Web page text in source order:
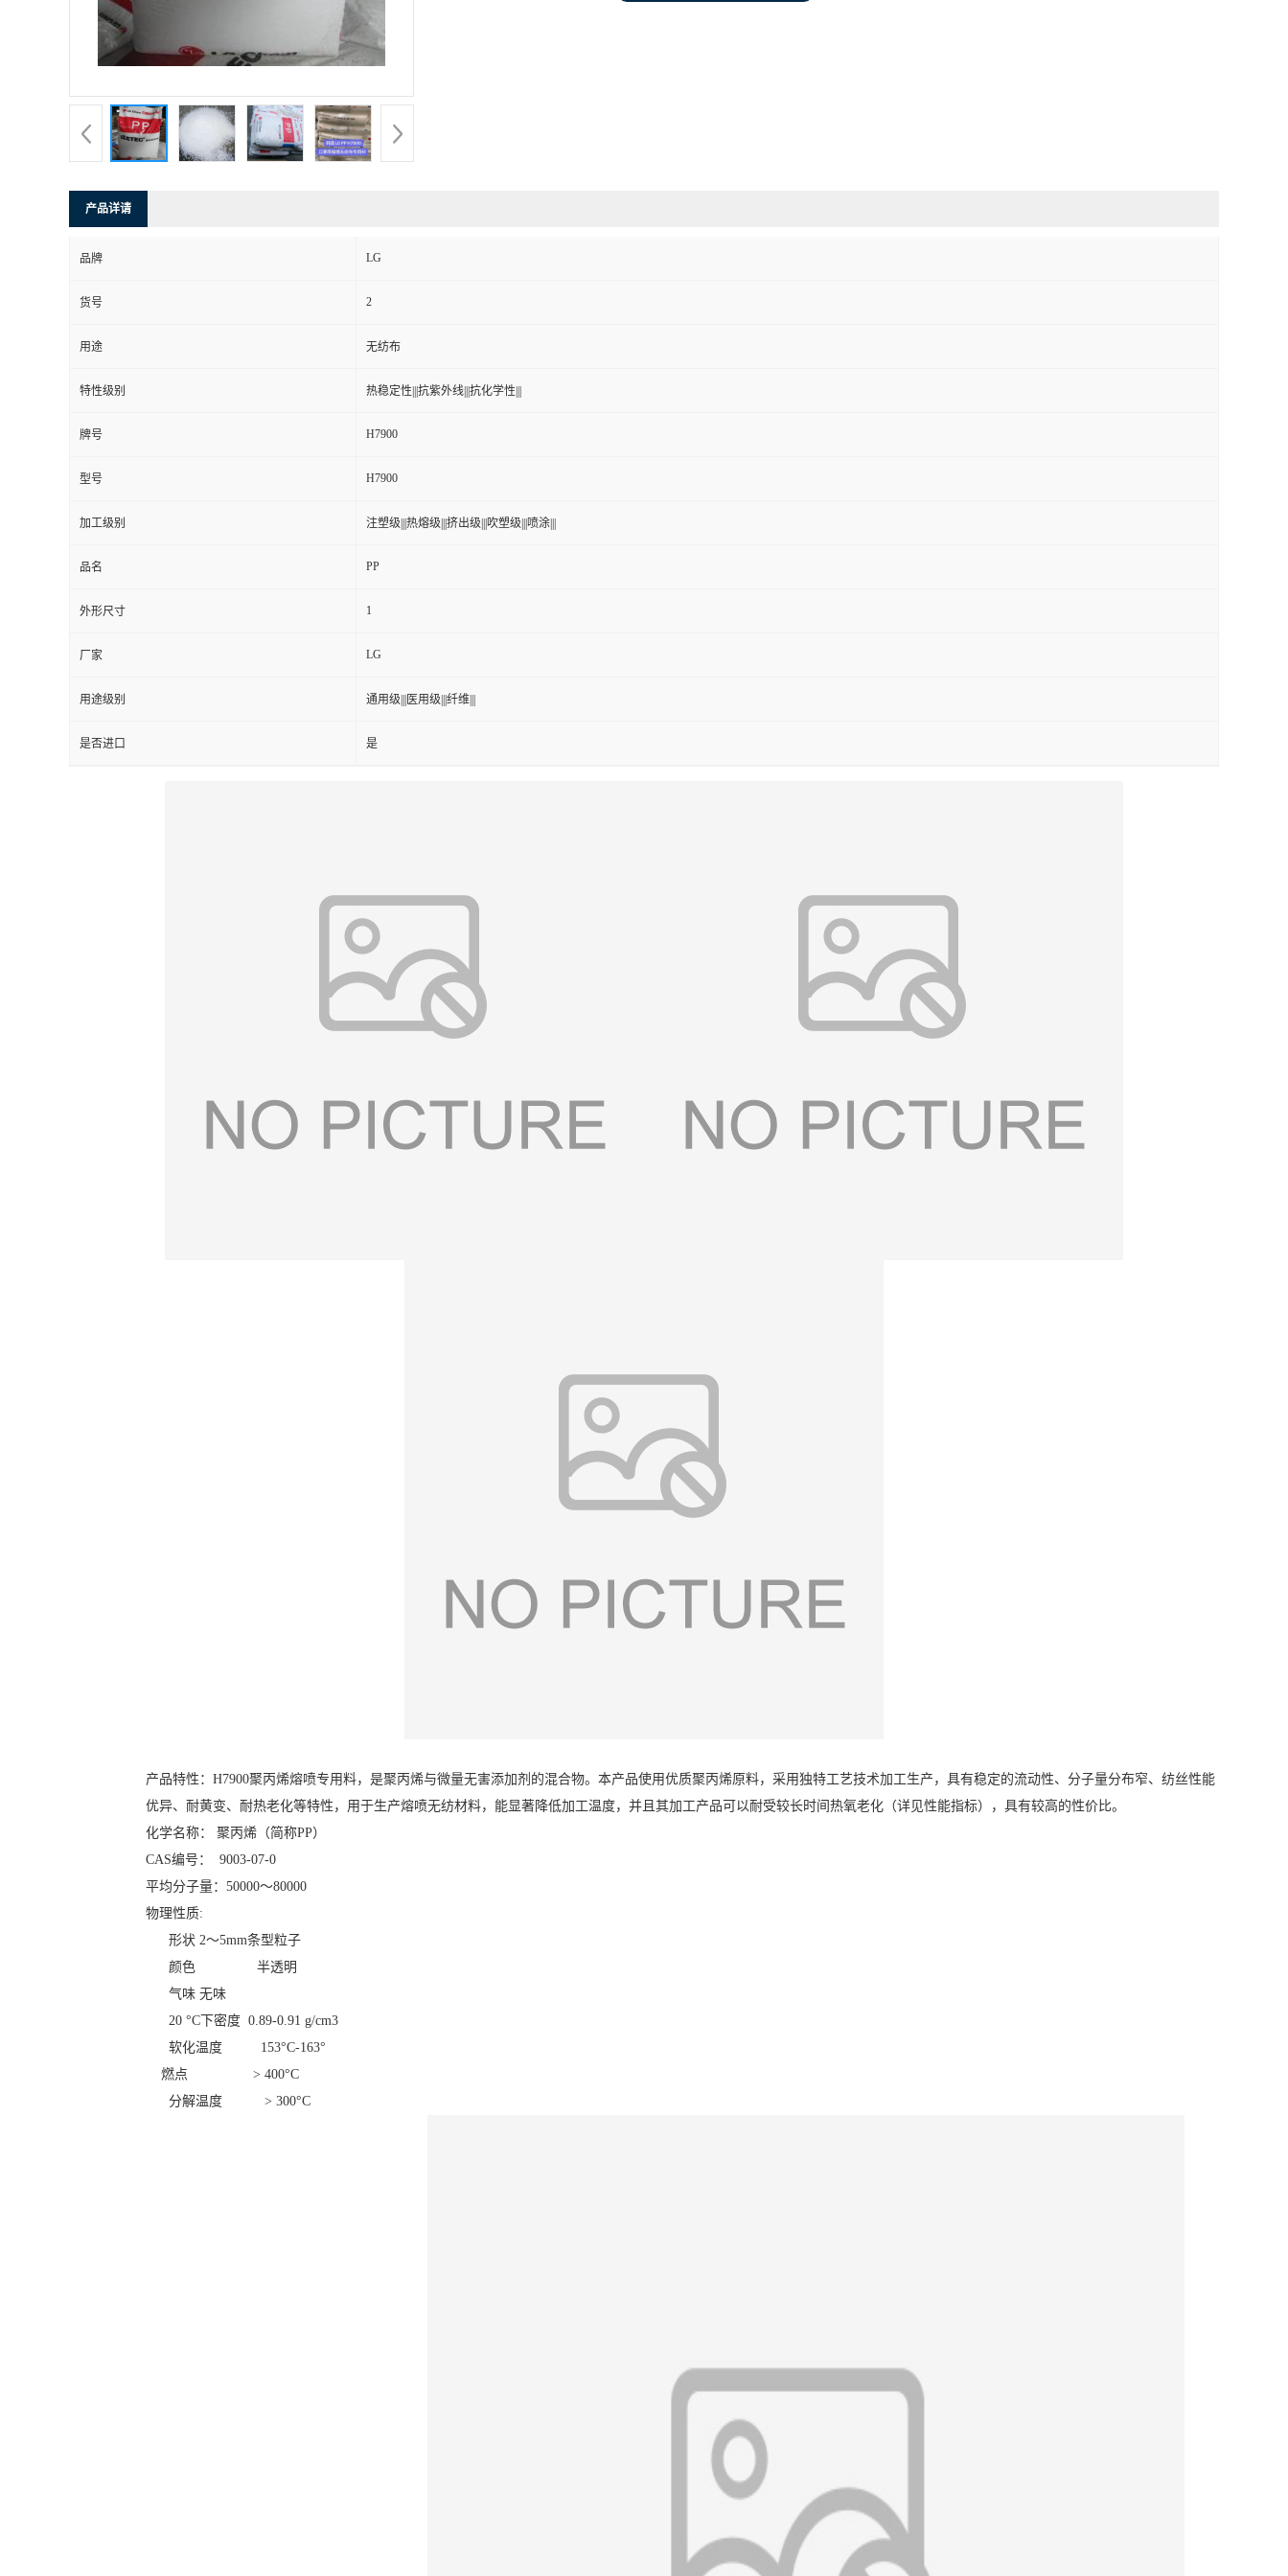
产品详请
品牌 LG
货号 2
用途 无纺布
特性级别 热稳定性|||抗紫外线|||抗化学性|||
牌号 H7900
型号 H7900
加工级别 注塑级|||热熔级|||挤出级|||吹塑级|||喷涂|||
品名 PP
外形尺寸 1
厂家 LG
用途级别 通用级|||医用级|||纤维|||
是否进口 是
产品特性：H7900聚丙烯熔喷专用料，是聚丙烯与微量无害添加剂的混合物。本产品使用优质聚丙烯原料，采用独特工艺技术加工生产，具有稳定的流动性、分子量分布窄、纺丝性能
优异、耐黄变、耐热老化等特性，用于生产熔喷无纺材料，能显著降低加工温度，并且其加工产品可以耐受较长时间热氧老化（详见性能指标），具有较高的性价比。
化学名称： 聚丙烯（简称PP）
CAS编号： 9003-07-0
平均分子量：50000～80000
物理性质:
形状 2～5mm条型粒子
颜色 半透明
气味 无味
20 °C下密度 0.89-0.91 g/cm3
软化温度 153°C-163°
燃点 > 400°C
分解温度 > 300°C